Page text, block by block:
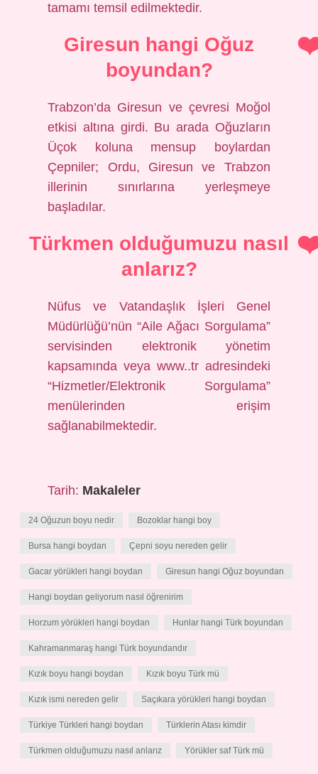
tamamı temsil edilmektedir.
Giresun hangi Oğuz
boyundan?
Trabzon’da Giresun ve çevresi Moğol
etkisi altına girdi. Bu arada Oğuzların
Üçok koluna mensup boylardan
Çepniler; Ordu, Giresun ve Trabzon
illerinin sınırlarına yerleşmeye
başladılar.
Türkmen olduğumuzu nasıl
anlarız?
Nüfus ve Vatandaşlık İşleri Genel
Müdürlüğü’nün “Aile Ağacı Sorgulama”
servisinden elektronik yönetim
kapsamında veya www..tr adresindeki
“Hizmetler/Elektronik Sorgulama”
menülerinden erişim
sağlanabilmektedir.
Tarih: Makaleler
24 Oğuzun boyu nedir Bozoklar hangi boy
Bursa hangi boydan Çepni soyu nereden gelir
Gacar yörükleri hangi boydan Giresun hangi Oğuz boyundan
Hangi boydan geliyorum nasıl öğrenirim
Horzum yörükleri hangi boydan Hunlar hangi Türk boyundan
Kahramanmaraş hangi Türk boyundandır
Kızık boyu hangi boydan Kızık boyu Türk mü
Kızık ismi nereden gelir Saçıkara yörükleri hangi boydan
Türkiye Türkleri hangi boydan Türklerin Atası kimdir
Türkmen olduğumuzu nasıl anlarız Yörükler saf Türk mü